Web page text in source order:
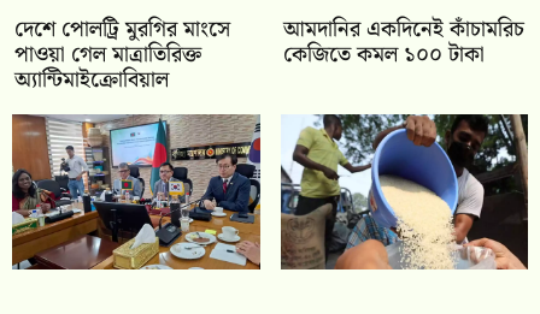
দেশে পোলট্রি মুরগির মাংসে
পাওয়া গেল মাত্রাতিরিক্ত
অ্যান্টিমাইক্রোবিয়াল
আমদানির একদিনেই কাঁচামরিচ
কেজিতে কমল ১০০ টাকা